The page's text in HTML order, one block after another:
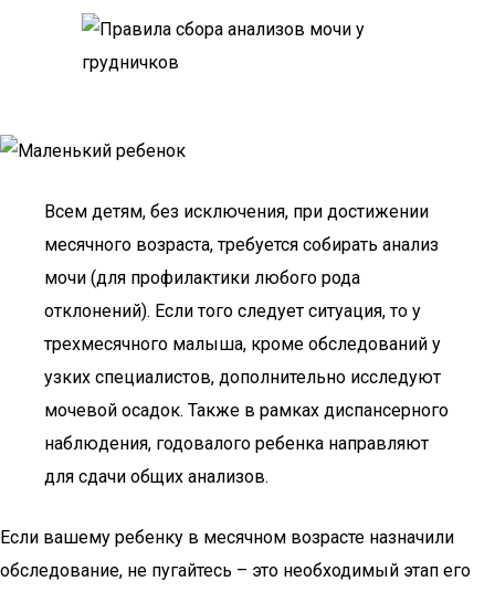
Всем детям, без исключения, при достижении
месячного возраста, требуется собирать анализ
мочи (для профилактики любого рода
отклонений). Если того следует ситуация, то у
трехмесячного малыша, кроме обследований у
узких специалистов, дополнительно исследуют
мочевой осадок. Также в рамках диспансерного
наблюдения, годовалого ребенка направляют
для сдачи общих анализов.
Если вашему ребенку в месячном возрасте назначили
обследование, не пугайтесь – это необходимый этап его